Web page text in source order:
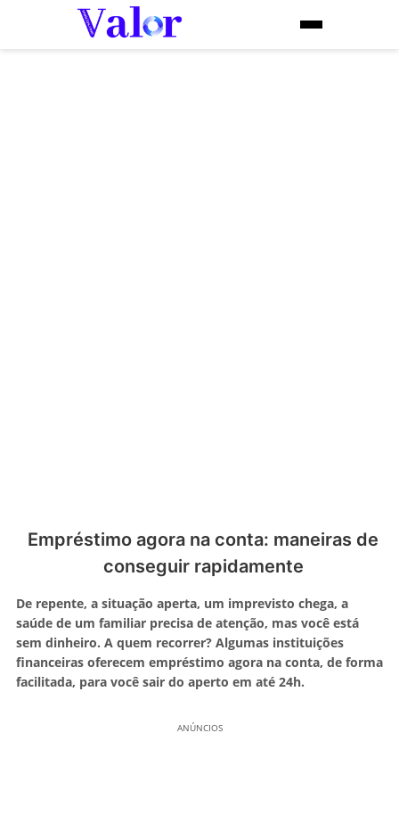
Empréstimo agora na conta: maneiras de
conseguir rapidamente
De repente, a situação aperta, um imprevisto chega, a
saúde de um familiar precisa de atenção, mas você está
sem dinheiro. A quem recorrer? Algumas instituições
financeiras oferecem empréstimo agora na conta, de forma
facilitada, para você sair do aperto em até 24h.
ANÚNCIOS